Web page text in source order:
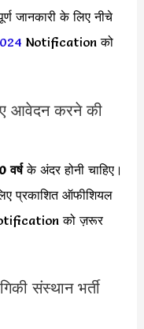
जानकारी के लिए नीचे
Notification को
आवेदन करने की
वर्षके अंदर होनी चाहिए।
प्रकाशित ऑफीशियल
को ज़रूर
संस्थान भर्ती